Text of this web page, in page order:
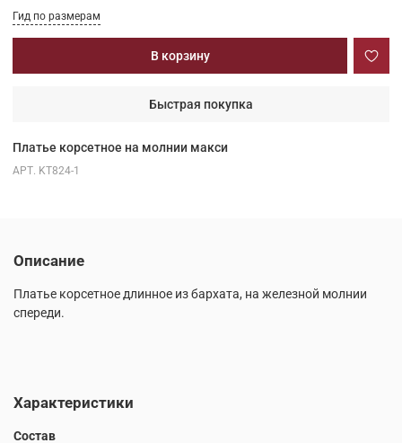
Платье корсетное на молнии макси
АРТ. KT824-1
Гид по размерам
В корзину
Быстрая покупка
Описание
Платье корсетное длинное из бархата, на железной молнии
спереди.
Характеристики
Состав